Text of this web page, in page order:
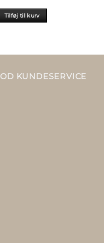
Tilføj til kurv
KUNDESERVICE